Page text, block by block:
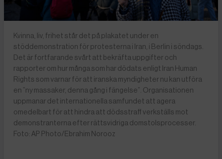
Kvinna, liv, frihet står det på plakatet under en
stöddemonstration för protesterna i Iran, i Berlin i söndags.
Det är fortfarande svårt att bekräfta uppgifter och
rapporter om hur många som har dödats enligt Iran Human
Rights som varnar för att iranska myndigheter nu kan utföra
en ”ny massaker, denna gång i fängelse”. Organisationen
uppmanar det internationella samfundet att agera
omedelbart för att hindra att dödsstraff verkställs mot
demonstranterna efter rättsvidriga domstolsprocesser.
Foto: AP Photo/Ebrahim Norooz